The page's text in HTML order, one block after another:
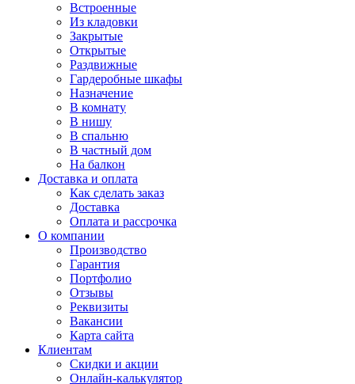
Встроенные
Из кладовки
Закрытые
Открытые
Раздвижные
Гардеробные шкафы
Назначение
В комнату
В нишу
В спальню
В частный дом
На балкон
Доставка и оплата
Как сделать заказ
Доставка
Оплата и рассрочка
О компании
Производство
Гарантия
Портфолио
Отзывы
Реквизиты
Вакансии
Карта сайта
Клиентам
Скидки и акции
Онлайн-калькулятор